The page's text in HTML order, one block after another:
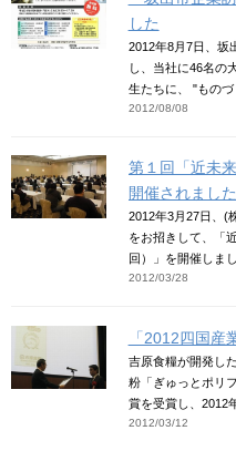
した
2012年8月7日、坂
し、当社に46名の
生たちに、 "ものづ
2012/08/08
第１回「近未
開催されました
2012年3月27日、(
をお招きして、「
回）」を開催しま
2012/03/28
「2012四国産
吉原食糧が開発し
粉「ぎゅっとポリ
賞を受賞し、2012
2012/03/12